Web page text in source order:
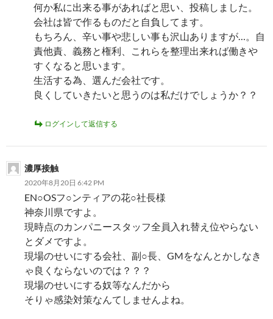
何か私に出来る事があればと思い、投稿しました。
会社は皆で作るものだと自負してます。
もちろん、辛い事や悲しい事も沢山ありますが…。自
責他責、義務と権利、これらを整理出来れば働きや
すくなると思います。
生活する為、選んだ会社です。
良くしていきたいと思うのは私だけでしょうか？？
ログインして返信する
濃厚接触
2020年8月20日 6:42 PM
EN○OSフ○ンティアの花○社長様
神奈川県ですよ。
現時点のカンパニースタッフ全員入れ替え位やらない
とダメですよ。
現場のせいにする会社、副○長、GMをなんとかしなき
ゃ良くならないのでは？？？
現場のせいにする奴等なんだから
そりゃ感染対策なんてしませんよね。